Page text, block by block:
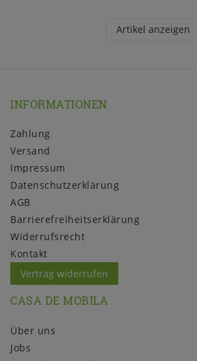
Artikel anzeigen
INFORMATIONEN
Zahlung
Versand
Impressum
Daten­schutz­erklärung
AGB
Barrierefreiheitserklärung
Widerrufs­recht
Kontakt
Vertrag widerrufen
CASA DE MOBILA
Über uns
Jobs